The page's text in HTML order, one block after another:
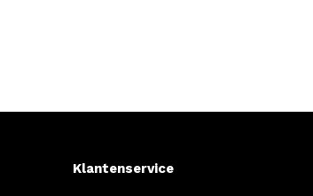
Klantenservice